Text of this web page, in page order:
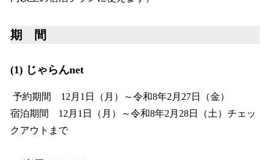
期 間
(1) じゃらんnet
予約期間 12月1日（月）～令和8年2月27日（金）
宿泊期間 12月1日（月）～令和8年2月28日（土）チェッ
クアウトまで